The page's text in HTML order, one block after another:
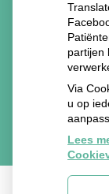
partijen
Via
u op
Lees